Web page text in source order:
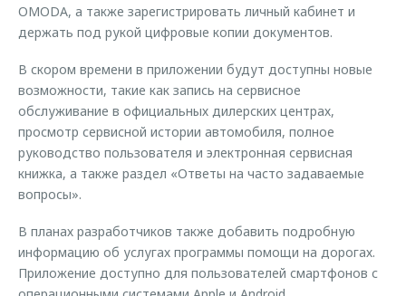
OMODA, а также зарегистрировать личный кабинет и
держать под рукой цифровые копии документов.
В скором времени в приложении будут доступны новые
возможности, такие как запись на сервисное
обслуживание в официальных дилерских центрах,
просмотр сервисной истории автомобиля, полное
руководство пользователя и электронная сервисная
книжка, а также раздел «Ответы на часто задаваемые
вопросы».
В планах разработчиков также добавить подробную
информацию об услугах программы помощи на дорогах.
Приложение доступно для пользователей смартфонов с